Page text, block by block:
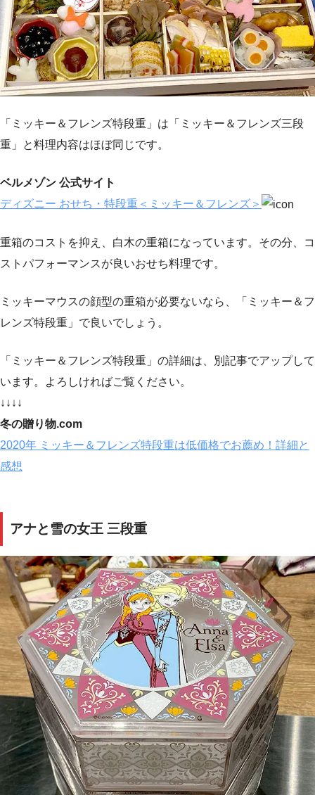
「ミッキー＆フレンズ特段重」は「ミッキー＆フレンズ三段
重」と料理内容はほぼ同じです。
ベルメゾン 公式サイト
ディズニー おせち・特段重＜ミッキー＆フレンズ＞
重箱のコストを抑え、白木の重箱になっています。その分、コ
ストパフォーマンスが良いおせち料理です。
ミッキーマウスの顔型の重箱が必要ないなら、「ミッキー＆フ
レンズ特段重」で良いでしょう。
「ミッキー＆フレンズ特段重」の詳細は、別記事でアップして
います。よろしければご覧ください。
↓↓↓↓
冬の贈り物.com
2020年 ミッキー＆フレンズ特段重は低価格でお薦め！詳細と
感想
アナと雪の女王 三段重